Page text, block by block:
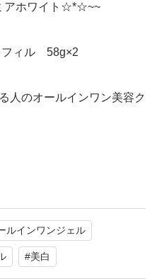
アホワイト☆*☆~~
フィル 58g×2
人のオールインワン美容ク
ク、マッサージ
ルインワンジェル
#美白